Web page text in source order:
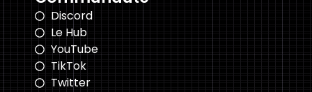
Discord
Le Hub
YouTube
TikTok
Twitter